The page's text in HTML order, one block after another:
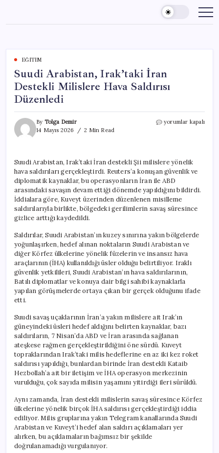
content
EĞITIM
Suudi Arabistan, Irak’taki İran
Destekli Milislere Hava Saldırısı
Düzenledi
By Tolga Demir
14 Mayıs 2026
2 Min Read
Suudi
Milislere
Hava
Saldırısı
Düzenledi
için
yorumlar kapalı
Suudi Arabistan, Irak’taki İran destekli Şii milislere yönelik
hava saldırıları gerçekleştirdi. Reuters’a konuşan güvenlik ve
diplomatik kaynaklar, bu operasyonların İran ile ABD
arasındaki savaşın devam ettiği dönemde yapıldığını bildirdi.
İddialara göre, Kuveyt üzerinden düzenlenen misilleme
saldırılarıyla birlikte, bölgedeki gerilimlerin savaş süresince
gizlice arttığı kaydedildi.
Saldırılar, Suudi Arabistan’ın kuzey sınırına yakın bölgelerde
yoğunlaşırken, hedef alınan noktaların Suudi Arabistan ve
diğer Körfez ülkelerine yönelik füzelerin ve insansız hava
araçlarının (İHA) kullanıldığı üsler olduğu belirtiliyor. Iraklı
güvenlik yetkilileri, Suudi Arabistan’ın hava saldırılarının,
Batılı diplomatlar ve konuya dair bilgi sahibi kaynaklarla
yapılan görüşmelerde ortaya çıkan bir gerçek olduğunu ifade
etti.
Suudi savaş uçaklarının İran’a yakın milislere ait Irak’ın
güneyindeki üsleri hedef aldığını belirten kaynaklar, bazı
saldırıların, 7 Nisan’da ABD ve İran arasında sağlanan
ateşkese rağmen gerçekleştirildiğini öne sürdü. Kuveyt
topraklarından Irak’taki milis hedeflerine en az iki kez roket
saldırısı yapıldığı, bunlardan birinde İran destekli Kataib
Hezbollah’a ait bir iletişim ve İHA operasyon merkezinin
vurulduğu, çok sayıda milisin yaşamını yitirdiği ileri sürüldü.
Aynı zamanda, İran destekli milislerin savaş süresince Körfez
ülkelerine yönelik birçok İHA saldırısı gerçekleştirdiği iddia
ediliyor. Milis gruplarına yakın Telegram kanallarında Suudi
Arabistan ve Kuveyt’i hedef alan saldırı açıklamaları yer
alırken, bu açıklamaların bağımsız bir şekilde
doğrulanamadığı vurgulanıyor.